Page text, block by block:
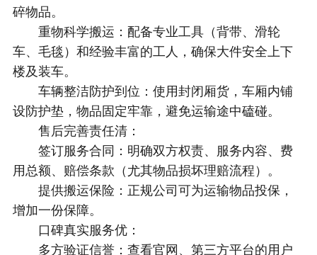
碎物品。
重物科学搬运：配备专业工具（背带、滑轮
车、毛毯）和经验丰富的工人，确保大件安全上下
楼及装车。
车辆整洁防护到位：使用封闭厢货，车厢内铺
设防护垫，物品固定牢靠，避免运输途中磕碰。
售后完善责任清：
签订服务合同：明确双方权责、服务内容、费
用总额、赔偿条款（尤其物品损坏理赔流程）。
提供搬运保险：正规公司可为运输物品投保，
增加一份保障。
口碑真实服务优：
多方验证信誉：查看官网、第三方平台的用户